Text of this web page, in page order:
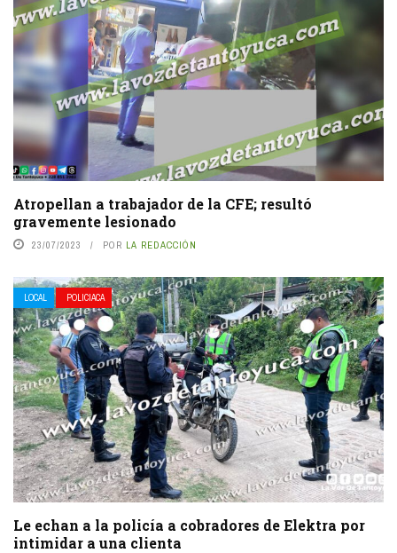
Atropellan a trabajador de la CFE; resultó
gravemente lesionado
23/07/2023 POR LA REDACCIÓN
LOCAL POLICIACA
Le echan a la policía a cobradores de Elektra por
intimidar a una clienta